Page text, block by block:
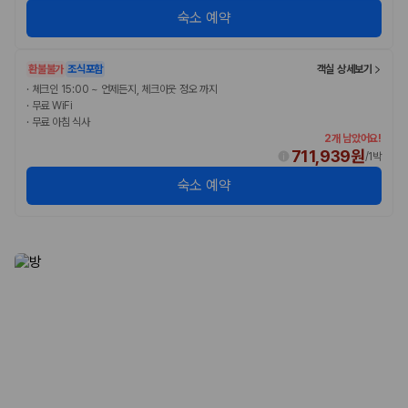
숙소 예약
환불불가 조식포함
객실 상세보기
· 체크인 15:00 ~ 언제든지, 체크아웃 정오 까지
· 무료 WiFi
· 무료 아침 식사
2개 남았어요!
711,939원/1박
숙소 예약